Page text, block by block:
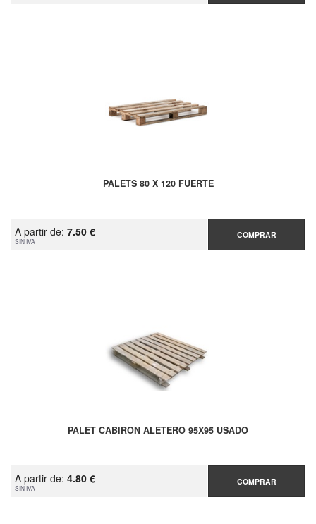
PALETS 80 X 120 FUERTE
A partir de: 7.50 €
SIN IVA
COMPRAR
PALET CABIRON ALETERO 95X95 USADO
A partir de: 4.80 €
SIN IVA
COMPRAR